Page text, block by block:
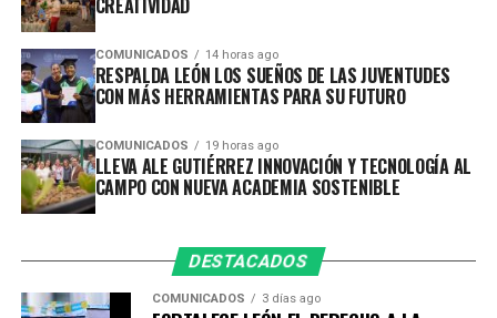
desarrollar proyectos relacionados con las necesidades y
oportunidades que existen en la zona rural.
Entre los temas de formación se encuentran la
producción de bioinsumos y fertilización orgánica,
sistemas de hidroponía y acuaponía, energías
renovables, biodigestores, transformación
agroindustrial, comercialización y acceso a mercados.
Con estas herramientas, quienes ya cuentan con un
producto, proyecto o emprendimiento podrán
incorporar tecnología, mejorar sus procesos, elevar su
CREATIVIDAD
COMUNICADOS 14 horas ago
RESPALDA LEÓN LOS SUEÑOS DE LAS JUVENTUDES
CON MÁS HERRAMIENTAS PARA SU FUTURO
COMUNICADOS 19 horas ago
LLEVA ALE GUTIÉRREZ INNOVACIÓN Y TECNOLOGÍA AL
CAMPO CON NUEVA ACADEMIA SOSTENIBLE
DESTACADOS
COMUNICADOS 3 días ago